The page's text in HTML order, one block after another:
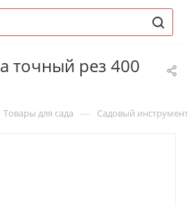
точный рез 400
Товары для сада — Садовый